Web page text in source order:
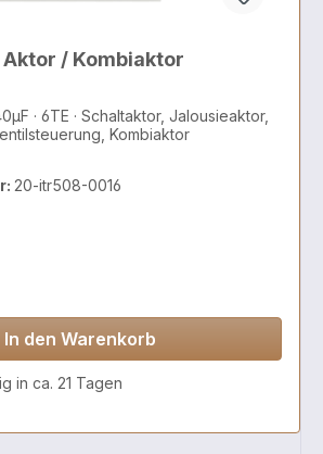
8 Kanal KNX Aktor / Kombiaktor
· 6TE · Schaltaktor, Jalousieaktor,
Kombiaktor
20-itr508-0016
In den Warenkorb
in ca. 21 Tagen